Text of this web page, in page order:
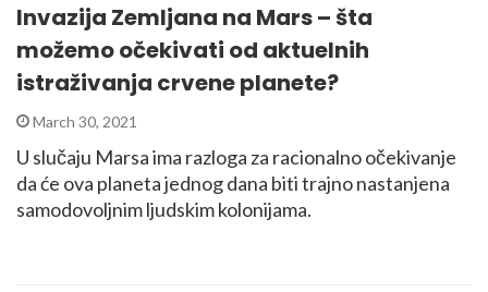
Invazija Zemljana na Mars – šta
možemo očekivati od aktuelnih
istraživanja crvene planete?
March 30, 2021
U slučaju Marsa ima razloga za racionalno očekivanje
da će ova planeta jednog dana biti trajno nastanjena
samodovoljnim ljudskim kolonijama.